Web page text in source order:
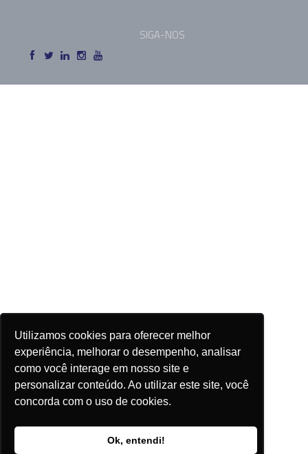
Utilizamos cookies para oferecer melhor
experiência, melhorar o desempenho, analisar
como você interage em nosso site e
personalizar conteúdo. Ao utilizar este site, você
concorda com o uso de cookies.
Ok, entendi!
SIGA-NOS